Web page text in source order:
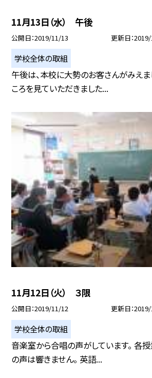
11月13日（水） 午後
公開日 2019/11/13 更新日
学校全体の取組
午後は、本校に大勢のお客さんがみえま
ころを見ていただきました...
11月12日（火） ３限
公開日 2019/11/12 更新日
学校全体の取組
音楽室から合唱の声がしています。 各
の声は響きません。 英語...